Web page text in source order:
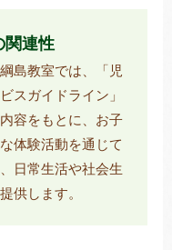
関連性
島教室では、「児
スガイドライン」
容をもとに、お子
体験活動を通じて
日常生活や社会生
供します。